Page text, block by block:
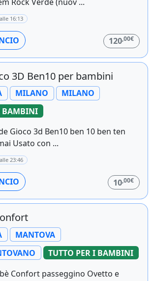
16:13
120,00€
3D Ben10 per bambini
MILANO
MILANO
BAMBINI
Gioco 3d Ben10 ben 10 ben ten
Usato con ...
23:46
10,00€
MANTOVA
TUTTO PER I BAMBINI
Confort passeggino Ovetto e